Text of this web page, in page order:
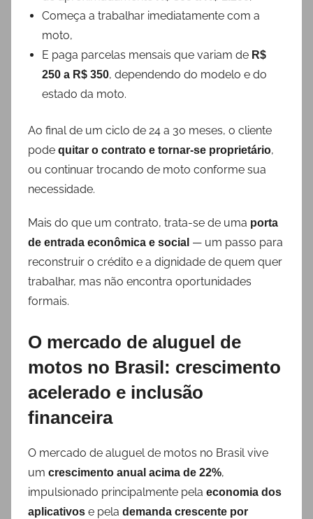
Começa a trabalhar imediatamente com a
moto,
E paga parcelas mensais que variam de R$
250 a R$ 350, dependendo do modelo e do
estado da moto.
Ao final de um ciclo de 24 a 30 meses, o cliente
pode quitar o contrato e tornar-se proprietário,
ou continuar trocando de moto conforme sua
necessidade.
Mais do que um contrato, trata-se de uma porta
de entrada econômica e social — um passo para
reconstruir o crédito e a dignidade de quem quer
trabalhar, mas não encontra oportunidades
formais.
O mercado de aluguel de
motos no Brasil: crescimento
acelerado e inclusão
financeira
O mercado de aluguel de motos no Brasil vive
um crescimento anual acima de 22%,
impulsionado principalmente pela economia dos
aplicativos e pela demanda crescente por